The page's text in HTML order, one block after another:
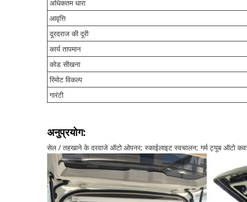
अधिकतम धारा
आवृत्ति
दूरदराज की दूरी
कार्य तापमान
कोड सीखना
रिमोट विकल्प
गारंटी
अनुप्रयोग:
सेल / तहखाने के दरवाजे ऑटो ओपनर; स्काईलाइट स्वचालन; गर्म ट्यूब ऑटो